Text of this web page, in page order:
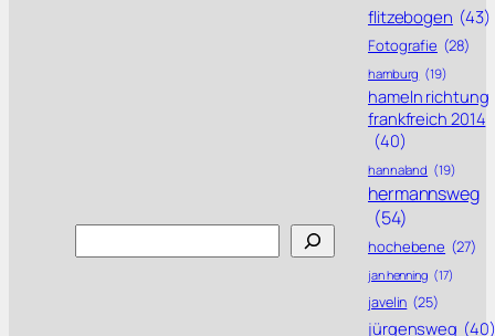
flitzebogen (43)
Fotografie (28)
hamburg (19)
hameln richtung
frankfreich 2014
(40)
hannaland (19)
hermannsweg
(54)
hochebene (27)
jan henning (17)
javelin (25)
jürgensweg (40)